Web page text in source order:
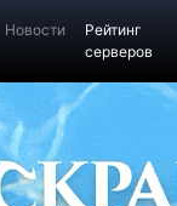
Новости
Рейтинг
серверов